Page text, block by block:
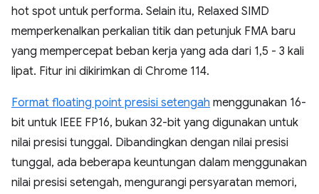
hot spot untuk performa. Selain itu, Relaxed SIMD
memperkenalkan perkalian titik dan petunjuk FMA baru
yang mempercepat beban kerja yang ada dari 1,5 - 3 kali
lipat. Fitur ini dikirimkan di Chrome 114.
Format floating point presisi setengah menggunakan 16-
bit untuk IEEE FP16, bukan 32-bit yang digunakan untuk
nilai presisi tunggal. Dibandingkan dengan nilai presisi
tunggal, ada beberapa keuntungan dalam menggunakan
nilai presisi setengah, mengurangi persyaratan memori,